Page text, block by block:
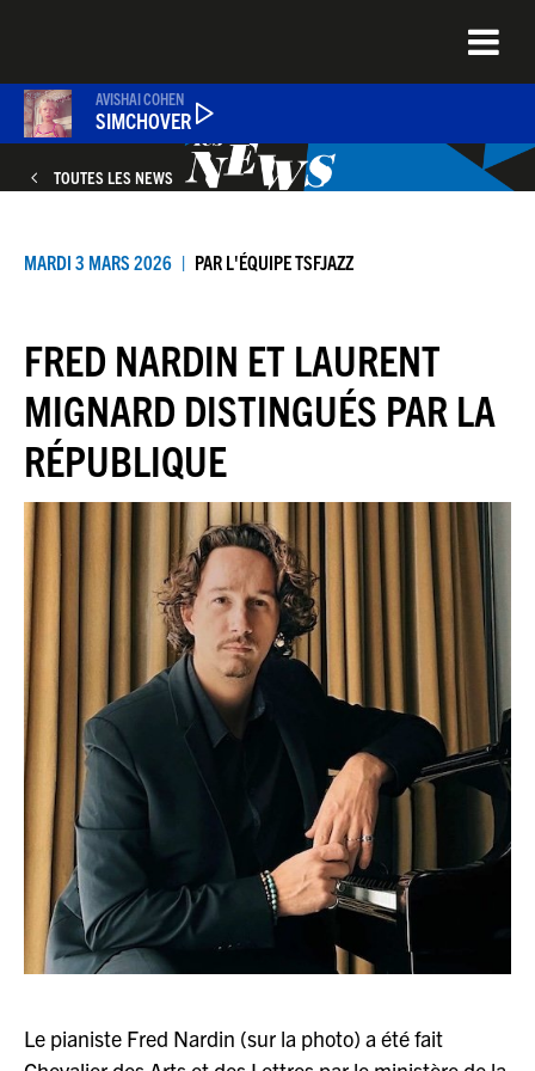
principal
PODCASTS
NEWS
QUEL ÉTAIT CE TITRE ?
JEU DU JOUR
JAZZENDA
ESPACE PREMIUM
AVISHAI COHEN
SIMCHOVER
TOUTES LES NEWS
MARDI 3 MARS 2026 PAR L'ÉQUIPE TSFJAZZ
FRED NARDIN ET LAURENT
MIGNARD DISTINGUÉS PAR LA
RÉPUBLIQUE
Le pianiste Fred Nardin (sur la photo) a été fait